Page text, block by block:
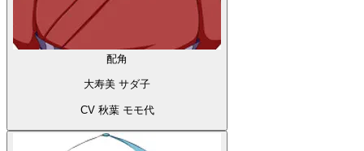
配角
大寿美 サダ子
CV 秋葉 モモ代